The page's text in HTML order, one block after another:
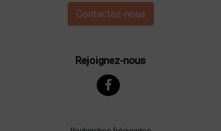
Contactez-nous
Rejoignez-nous